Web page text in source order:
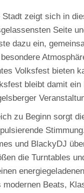
Stadt zeigt sich in
Seite
dazu ein,
Volksfest bieten
bleibt damit ein
zu Beginn sorgt
und BlackyDJ
die Turntables
modernen Beats,